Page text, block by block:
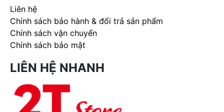
Liên hệ
Chính sách bảo hành & đổi trả sản phẩm
Chính sách vận chuyển
Chính sách bảo mật
LIÊN HỆ NHANH